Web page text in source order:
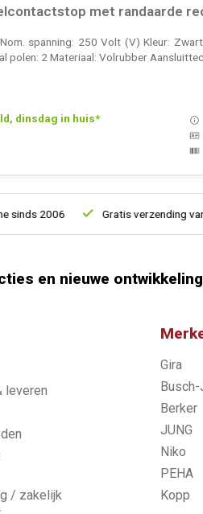
met randaarde
spanning: 250 Volt (V) Kleur:
polen: 2 Materiaal: Volrubber
dinsdag in huis*
2006 Gratis verzending vanaf €
en nieuwe
leveren
/ zakelijk
Gira
Berker
JUNG
Niko
PEHA
Kopp